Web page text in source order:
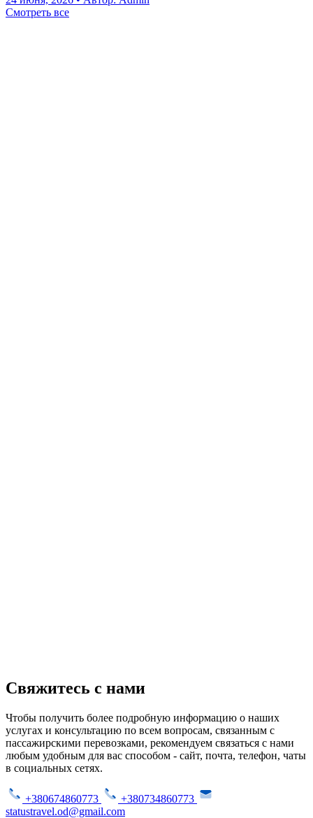
Смотреть все
Свяжитесь с нами
Чтобы получить более подробную информацию о наших
услугах и консультацию по всем вопросам, связанным с
пассажирскими перевозками, рекомендуем связаться с нами
любым удобным для вас способом - сайт, почта, телефон, чаты
в социальных сетях.
+380674860773
+380734860773
statustravel.od@gmail.com